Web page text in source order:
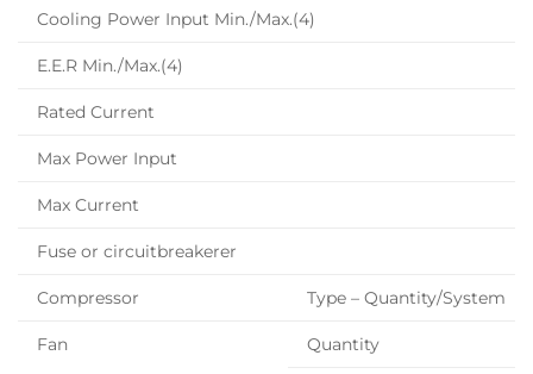
Cooling Power Input Min./Max.(4)
E.E.R Min./Max.(4)
Rated Current
Max Power Input
Max Current
Fuse or circuitbreakerer
Compressor Type – Quantity/System
Fan Quantity